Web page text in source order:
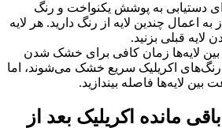
دستیابی به پوشش یکنواخت و رنگ
به اعمال چندین لایه از رنگ دارید. هر لایه
قبلی بزنید.
بین لایه‌ها زمان کافی برای خشک شدن
رنگ‌های اکریلیک سریع خشک می‌شوند، اما
لایه‌ها فاصله بیندازید.
مانده اکریلیک بعد از